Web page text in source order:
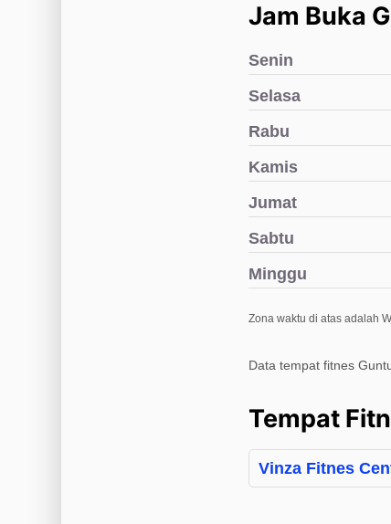
Jam Buka
Senin
Selasa
Rabu
Kamis
Jumat
Sabtu
Minggu
Zona waktu di atas adalah
Data tempat fitnes
Tempat
Vinza Fitnes